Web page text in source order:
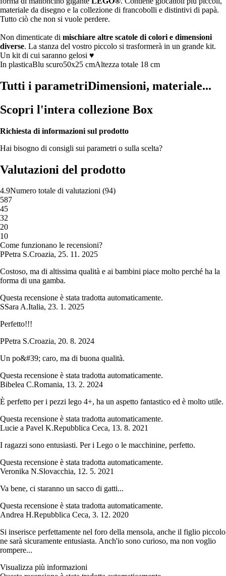
materiale da disegno e la collezione di francobolli e distintivi di papà.
Tutto ciò che non si vuole perdere.
Non dimenticate di mischiare altre scatole di colori e dimensioni
diverse. La stanza del vostro piccolo si trasformerà in un grande kit.
Un kit di cui saranno gelosi ♥
In plasticaBlu scuro50x25 cmAltezza totale 18 cm
Tutti i parametriDimensioni, materiale...
Scopri l'intera collezione Box
Richiesta di informazioni sul prodotto
Hai bisogno di consigli sui parametri o sulla scelta?
Valutazioni del prodotto
4.9Numero totale di valutazioni (94)
587
45
32
20
10
Come funzionano le recensioni?
PPetra S.Croazia, 25. 11. 2025
Costoso, ma di altissima qualità e ai bambini piace molto perché ha la
forma di una gamba.
Questa recensione è stata tradotta automaticamente.
SSara A.Italia, 23. 1. 2025
Perfetto!!!
PPetra S.Croazia, 20. 8. 2024
Un po&#39; caro, ma di buona qualità.
Questa recensione è stata tradotta automaticamente.
Bibelea C.Romania, 13. 2. 2024
È perfetto per i pezzi lego 4+, ha un aspetto fantastico ed è molto utile.
Questa recensione è stata tradotta automaticamente.
Lucie a Pavel K.Repubblica Ceca, 13. 8. 2021
I ragazzi sono entusiasti. Per i Lego o le macchinine, perfetto.
Questa recensione è stata tradotta automaticamente.
Veronika N.Slovacchia, 12. 5. 2021
Va bene, ci staranno un sacco di gatti...
Questa recensione è stata tradotta automaticamente.
Andrea H.Repubblica Ceca, 3. 12. 2020
Si inserisce perfettamente nel foro della mensola, anche il figlio piccolo
ne sarà sicuramente entusiasta. Anch'io sono curioso, ma non voglio
rompere...
Visualizza più informazioni